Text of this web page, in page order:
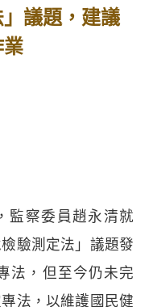
議題，建議
業
監察委員趙永清就
驗測定法」議題發
法，但至今仍未完
法，以維護國民健